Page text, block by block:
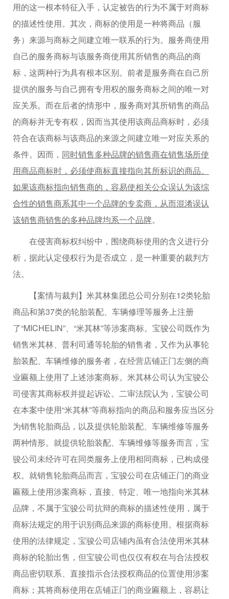
用的这一根本特征入手，认定被告的行为不属于对商标
的描述性使用。其次，商标的使用是一种将商品（服
务）来源与商标之间建立唯一联系的行为。服务商使用
自己的服务商标与该服务商使用其所销售的商品的商
标，这两种行为具有根本区别。前者是服务商在自己所
提供的服务与自己拥有专用权的服务商标之间的唯一对
应关系。而在后者的情形中，服务商对其所销售的商品
的商标并无专有权，因而当其使用该商品商标时，必须
符合在该商标与该商品的来源之间建立唯一对应关系的
条件。因而， 同时销售多种品牌的销售商在销售场所使
用商品商标时，必须使商标直接指向其所标识的商品。
如果该商标指向销售商的，容易使相关公众误认为该综
合性的销售商系其中一个品牌的专卖商，从而混淆误认
该销售商销售的多种品牌均系一个品牌。
在侵害商标权纠纷中，围绕商标使用的含义进行分
析，据此认定侵权行为是否成立，是一种重要的裁判方
法。
【案情与裁判】米其林集团总公司分别在12类轮胎
商品和第37类的轮胎装配、车辆修理等服务上注册
了“MICHELIN”、“米其林”等涉案商标。宝骏公司既作为
销售米其林、普利司通等轮胎的销售者，又作为从事轮
胎装配、车辆维修的服务者，在经营店铺正门左侧的商
业匾额上使用了上述涉案商标。米其林公司认为宝骏公
司侵害其商标权并提起诉讼。二审法院认为，宝骏公司
在本案中使用“米其林”等商标指向的商品和服务应当区分
为销售轮胎商品，以及提供轮胎装配、车辆维修等服务
两种情形。就提供轮胎装配、车辆维修等服务而言，宝
骏公司未经许可在同类服务上使用相同商标，已构成侵
权。就销售轮胎商品而言，宝骏公司在店铺正门的商业
匾额上使用涉案商标，直接、特定、唯一地指向米其林
品牌，不属于宝骏公司抗辩的商标的描述性使用，属于
商标法规定的用于识别商品来源的商标使用。根据商标
使用的法律规定，宝骏公司店铺内虽有合法使用米其林
商标的轮胎出售，但宝骏公司也仅仅有权在与合法授权
商品密切联系、直接指示合法授权商品的位置使用涉案
商标；其将商标使用在店铺正门的商业匾额上，容易让